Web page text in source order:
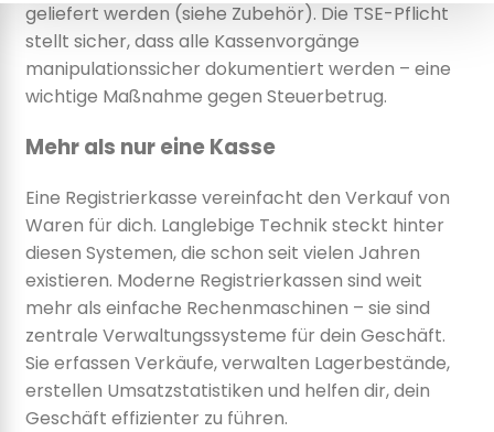
geliefert werden (siehe Zubehör). Die TSE-Pflicht
stellt sicher, dass alle Kassenvorgänge
manipulationssicher dokumentiert werden – eine
wichtige Maßnahme gegen Steuerbetrug.
Mehr als nur eine Kasse
Eine Registrierkasse vereinfacht den Verkauf von
Waren für dich. Langlebige Technik steckt hinter
diesen Systemen, die schon seit vielen Jahren
existieren. Moderne Registrierkassen sind weit
mehr als einfache Rechenmaschinen – sie sind
zentrale Verwaltungssysteme für dein Geschäft.
Sie erfassen Verkäufe, verwalten Lagerbestände,
erstellen Umsatzstatistiken und helfen dir, dein
Geschäft effizienter zu führen.